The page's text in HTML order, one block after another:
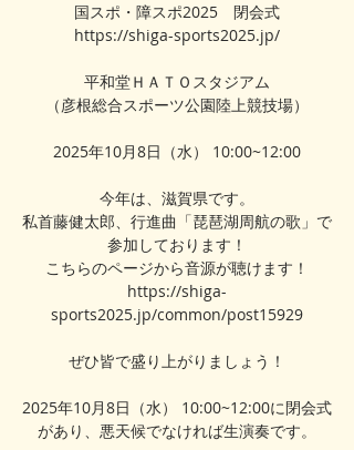
国スポ・障スポ2025 閉会式
https://shiga-sports2025.jp/
平和堂ＨＡＴＯスタジアム
（彦根総合スポーツ公園陸上競技場）
2025年10月8日（水） 10:00~12:00
今年は、滋賀県です。
私首藤健太郎、行進曲「琵琶湖周航の歌」で
参加しております！
こちらのページから音源が聴けます！
https://shiga-
sports2025.jp/common/post15929
ぜひ皆で盛り上がりましょう！
2025年10月8日（水） 10:00~12:00に閉会式